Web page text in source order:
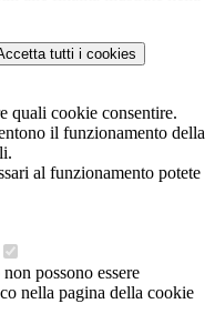
tutti i cookies
quali cookie consentire.
il funzionamento della
al funzionamento potete
possono essere
nella pagina della cookie